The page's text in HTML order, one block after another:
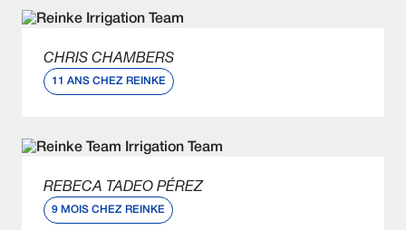
CHRIS CHAMBERS
11 ANS CHEZ REINKE
Qu'est-ce que tu aimes chez Reinke ?
« La flexibilité. Je n'ai rien à manquer concernant
événements sportifs dont j'ai besoin. »
Que diriez-vous à un employé potentiel qui
REBECA TADEO PÉREZ
9 MOIS CHEZ REINKE